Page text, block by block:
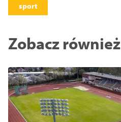
sport
Zobacz również